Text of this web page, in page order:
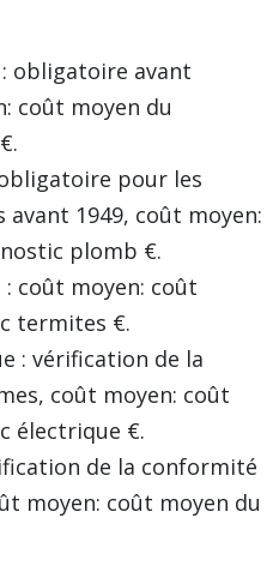
obligatoire avant
coût moyen du
pour les
1949, coût moyen:
plomb €.
coût moyen: coût
termites €.
: vérification de la
coût moyen: coût
électrique €.
de la conformité
moyen: coût moyen du